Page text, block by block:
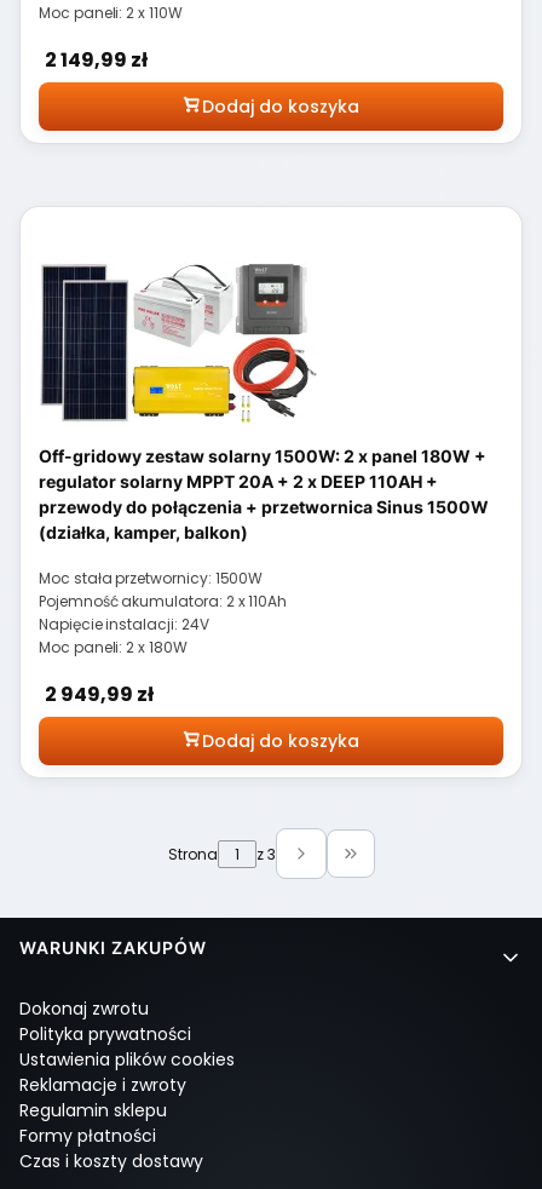
Moc paneli: 2 x 110W
Cena
2 149,99 zł
Dodaj do koszyka
Off-gridowy zestaw solarny 1500W: 2 x panel 180W +
regulator solarny MPPT 20A + 2 x DEEP 110AH +
przewody do połączenia + przetwornica Sinus 1500W
(działka, kamper, balkon)
Moc stała przetwornicy: 1500W
Pojemność akumulatora: 2 x 110Ah
Napięcie instalacji: 24V
Moc paneli: 2 x 180W
Cena
2 949,99 zł
Dodaj do koszyka
Strona z 3 Przejdź do ostatniej
Linki w stopce
WARUNKI ZAKUPÓW
Dokonaj zwrotu
Polityka prywatności
Ustawienia plików cookies
Reklamacje i zwroty
Regulamin sklepu
Formy płatności
Czas i koszty dostawy